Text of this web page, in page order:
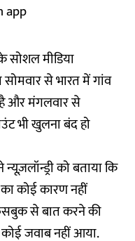
app
सोशल मीडिया
से भारत में गांव
और मंगलवार से
भी खुलना बंद हो
को बताया कि
कोई कारण नहीं
से बात करने की
जवाब नहीं आया.